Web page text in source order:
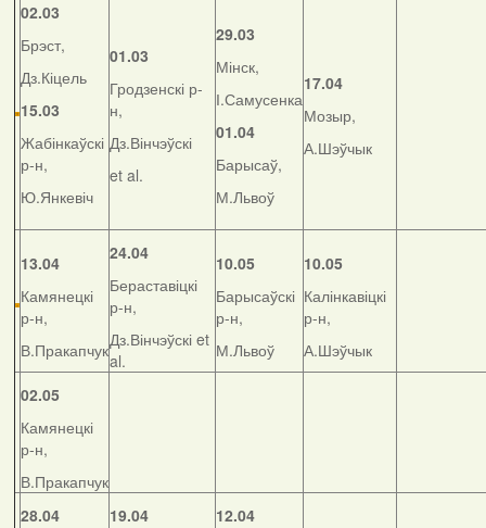
02.03
Брэст,
Дз.Кіцель
15.03
Жабінкаўскі
р-н,
Ю.Янкевіч
01.03
Гродзенскі р-
н,
Дз.Вінчэўскі
et al.
29.03
Мінск,
І.Самусенка
01.04
Барысаў,
М.Львоў
17.04
Мозыр,
А.Шэўчык
13.04
Камянецкі
р-н,
В.Пракапчук
24.04
Бераставіцкі
р-н,
Дз.Вінчэўскі et
al.
10.05
Барысаўскі
р-н,
М.Львоў
10.05
Калінкавіцкі
р-н,
А.Шэўчык
02.05
Камянецкі
р-н,
В.Пракапчук
28.04
19.04
12.04